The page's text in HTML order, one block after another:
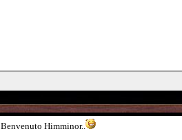
Benvenuto Himminor..